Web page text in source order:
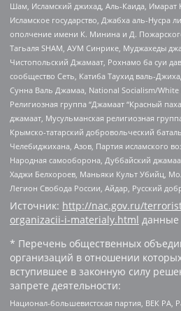
Шам, Исламский джихад, Аль-Каида, Имарат
Исламское государство, Джабха аль-
ополчение имени К. Минина и Д.
Тагьаля SHAM, АУМ Синрике, Муджахеды
Чистопольский Джамаат, Рохнамо ба суи
сообщество Сеть, Катиба Таухид валь-
Сунна Валь Джамаа, National Socialism/White
Религиозная группа “Джамаат “Красный
джамаат, Мусульманская религиозная
Крымско-татарский добровольческий
Челебиджихана, Азов, Партия исламского
Народная самооборона, Дуббайский
Хаджи Белхороев, Маньяки Культ Убийц,
Легион Свобода России, Айдар, Русский
Источник: http://nac.gov.ru/
organizacii-i-materialy.html данные
* Перечень общественных
организаций в отношении
вступившее в законную силу
запрете деятельности:
Национал-большевистская партия, ВЕК РА,